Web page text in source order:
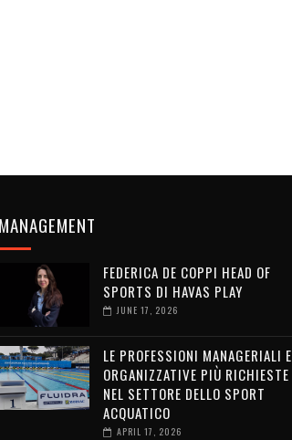
MANAGEMENT
FEDERICA DE COPPI HEAD OF
SPORTS DI HAVAS PLAY
JUNE 17, 2026
LE PROFESSIONI MANAGERIALI E
ORGANIZZATIVE PIÙ RICHIESTE
NEL SETTORE DELLO SPORT
ACQUATICO
APRIL 17, 2026